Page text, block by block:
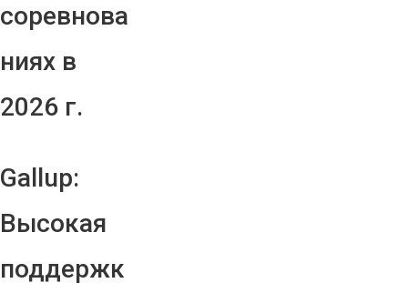
соревнова
ниях в
2026 г.
Gallup:
Высокая
поддержк